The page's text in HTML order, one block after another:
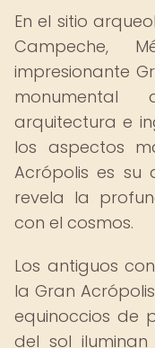
En el sitio
Campeche,
impresionante
arquitectura e
los aspectos
Acrópolis es su
revela la
con el cosmos.
Los antiguos
la Gran
equinoccios de
del sol